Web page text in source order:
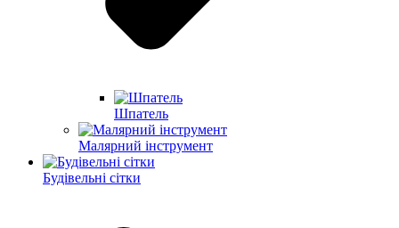
Шпатель
Малярний інструмент
Будівельні сітки